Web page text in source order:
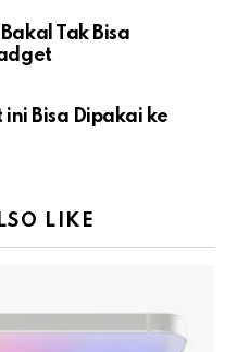
Tak Bisa
ini Bisa Dipakai ke
LIKE